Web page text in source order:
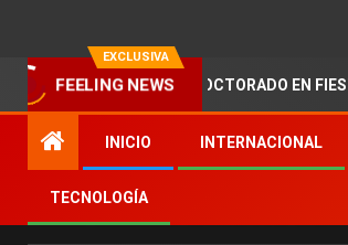
EXCLUSIVA
FEELING NEWS
PRESENTA “DOCTORADO EN FIESTA” EL
INICIO INTERNACIONAL
TECNOLOGÍA